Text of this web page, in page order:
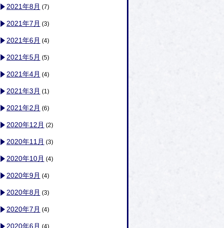
2021年8月 (7)
2021年7月 (3)
2021年6月 (4)
2021年5月 (5)
2021年4月 (4)
2021年3月 (1)
2021年2月 (6)
2020年12月 (2)
2020年11月 (3)
2020年10月 (4)
2020年9月 (4)
2020年8月 (3)
2020年7月 (4)
2020年6月 (4)